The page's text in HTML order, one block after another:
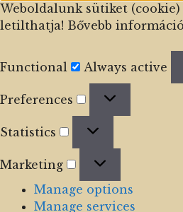
Weboldalunk sütiket
letilthatja! Bővebb
Functional
Functional
Always active
Preferences
Statistics
Marketing
Manage options
Manage services